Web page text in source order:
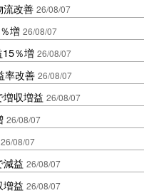
流改善 26/08/07
増 26/08/07
％増 26/08/07
率改善 26/08/07
収増益 26/08/07
26/08/07
26/08/07
減益 26/08/07
増益 26/08/07